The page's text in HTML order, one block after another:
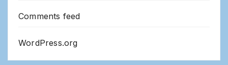
Comments feed
WordPress.org